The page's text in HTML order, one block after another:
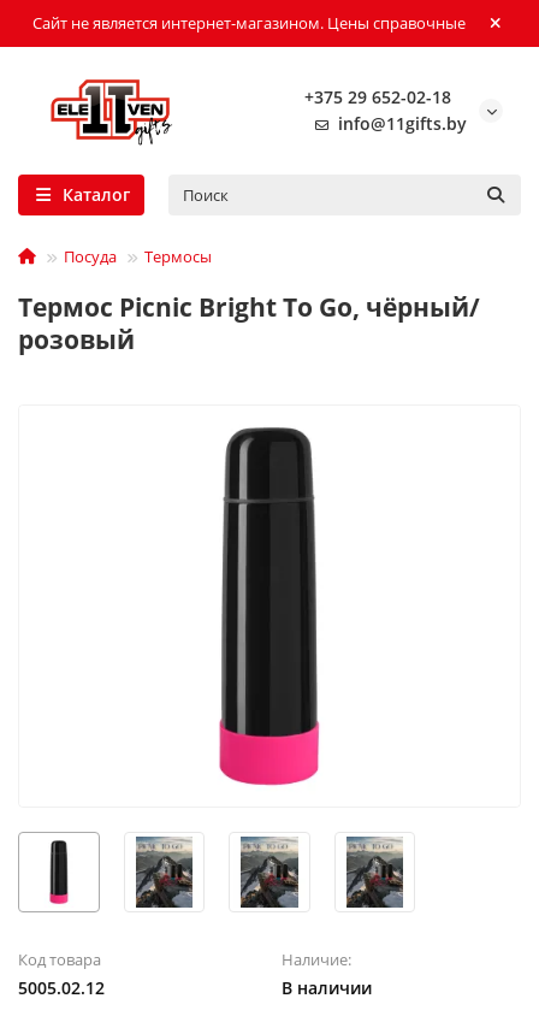
Сайт не является интернет-магазином. Цены справочные
+375 29 652-02-18
info@11gifts.by
Каталог
Посуда Термосы
Термос Picnic Bright To Go, чёрный/
розовый
Код товара
5005.02.12
Наличие:
В наличии